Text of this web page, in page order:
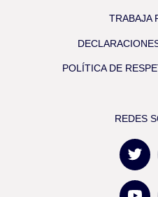
TRABAJA
POLÍTICA DE
REDES